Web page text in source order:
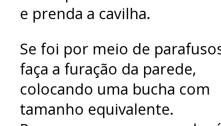
e prenda a cavilha.
Se foi por meio de
faça a furação da parede,
colocando uma bucha com
tamanho equivalente.